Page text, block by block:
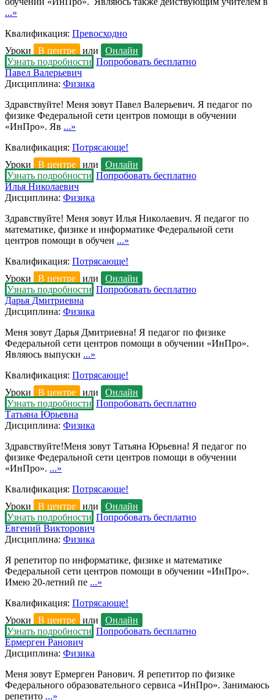
...»
Квалификация: Превосходно
Уроки
В центре или
Онлайн
Узнать подробности Попробовать бесплатно
Павел Валерьевич
Дисциплина: Физика
Здравствуйте! Меня зовут Павел Валерьевич. Я педагог по
физике Федеральной сети центров помощи в обучении
«ИнПро». Яв ...»
Квалификация: Потрясающе!
Уроки
В центре или
Онлайн
Узнать подробности Попробовать бесплатно
Илья Николаевич
Дисциплина: Физика
Здравствуйте! Меня зовут Илья Николаевич. Я педагог по
математике, физике и информатике Федеральной сети
центров помощи в обучен ...»
Квалификация: Потрясающе!
Уроки
В центре или
Онлайн
Узнать подробности Попробовать бесплатно
Дарья Дмитриевна
Дисциплина: Физика
Меня зовут Дарья Дмитриевна! Я педагог по физике
Федеральной сети центров помощи в обучении «ИнПро».
Являюсь выпускн ...»
Квалификация: Потрясающе!
Уроки
В центре или
Онлайн
Узнать подробности Попробовать бесплатно
Татьяна Юрьевна
Дисциплина: Физика
Здравствуйте!Меня зовут Татьяна Юрьевна! Я педагог по
физике Федеральной сети центров помощи в обучении
«ИнПро». ...»
Квалификация: Потрясающе!
Уроки
В центре или
Онлайн
Узнать подробности Попробовать бесплатно
Евгений Викторович
Дисциплина: Физика
Я репетитор по информатике, физике и математике
Федеральной сети центров помощи в обучении «ИнПро».
Имею 20-летний пе ...»
Квалификация: Потрясающе!
Уроки
В центре или
Онлайн
Узнать подробности Попробовать бесплатно
Ермерген Ранович
Дисциплина: Физика
Меня зовут Ермерген Ранович. Я репетитор по физике
Федерального образовательного сервиса «ИнПро». Занимаюсь
репетито ...»